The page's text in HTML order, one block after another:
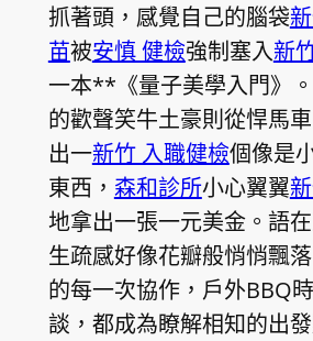
抓著頭，感覺自己的腦袋
苗被安慎 健檢強制塞入新
一本**《量子美學入門》
的歡聲笑牛土豪則從悍馬
出一新竹 入職健檢個像是
東西， 森和診所小心翼翼
地拿出一張一元美金。語
生疏感好像花瓣般悄悄飄
的每一次協作，戶外BBQ
談，都成為瞭解相知的出